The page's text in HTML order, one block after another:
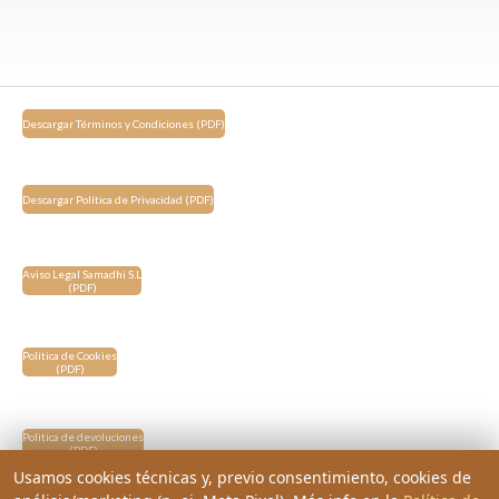
Descargar Términos y Condiciones (PDF)
Descargar Política de Privacidad (PDF)
Aviso Legal Samadhi S.L
(PDF)
Politica de Cookies
(PDF)
Politica de devoluciones
(PDF)
Usamos cookies técnicas y, previo consentimiento, cookies de